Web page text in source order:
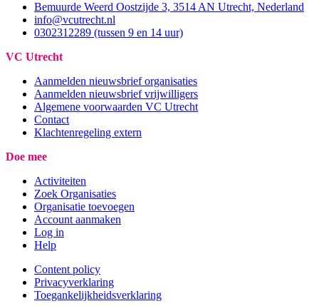
Bemuurde Weerd Oostzijde 3, 3514 AN Utrecht, Nederland
info@vcutrecht.nl
0302312289 (tussen 9 en 14 uur)
VC Utrecht
Aanmelden nieuwsbrief organisaties
Aanmelden nieuwsbrief vrijwilligers
Algemene voorwaarden VC Utrecht
Contact
Klachtenregeling extern
Doe mee
Activiteiten
Zoek Organisaties
Organisatie toevoegen
Account aanmaken
Log in
Help
Content policy
Privacyverklaring
Toegankelijkheidsverklaring